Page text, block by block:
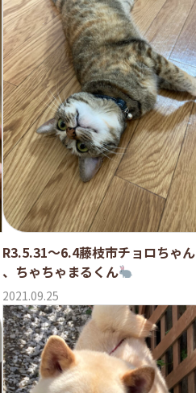
R3.5.31〜6.4藤枝市チョロちゃん
、ちゃちゃまるくん
2021.09.25